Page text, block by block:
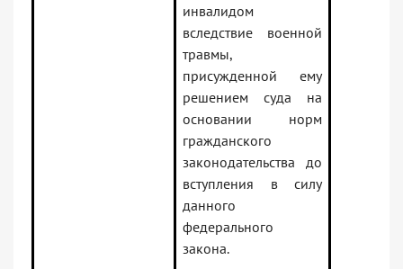
инвалидом
вследствие военной
травмы,
присужденной ему
решением суда на
основании норм
гражданского
законодательства до
вступления в силу
данного
федерального
закона.